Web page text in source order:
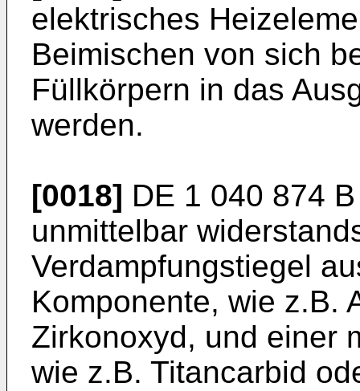
elektrisches
Beimischen von sich
Füllkörpern in das
werden.
[0018] DE 1 040 874 B
unmittelbar
Verdampfungstiegel
Komponente, wie z.B.
Zirkonoxyd, und einer
wie z.B. Titancarbid